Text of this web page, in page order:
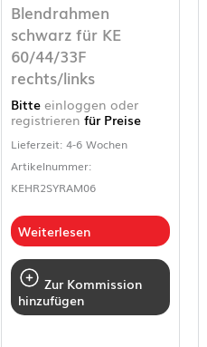
Blendrahmen
schwarz für KE
60/44/33F
rechts/links
Bitte einloggen oder
registrieren für Preise
Lieferzeit: 4-6 Wochen
Artikelnummer:
KEHR2SYRAM06
Weiterlesen
Zur Kommission
hinzufügen